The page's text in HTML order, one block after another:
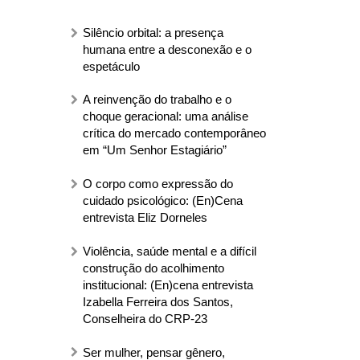
Silêncio orbital: a presença
humana entre a desconexão e o
espetáculo
A reinvenção do trabalho e o
choque geracional: uma análise
crítica do mercado contemporâneo
em “Um Senhor Estagiário”
O corpo como expressão do
cuidado psicológico: (En)Cena
entrevista Eliz Dorneles
Violência, saúde mental e a difícil
construção do acolhimento
institucional: (En)cena entrevista
Izabella Ferreira dos Santos,
Conselheira do CRP-23
Ser mulher, pensar gênero,